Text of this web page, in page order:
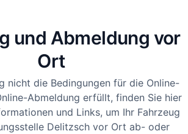
und Abmeldung vor
Ort
nicht die Bedingungen für die Online-
Abmeldung erfüllt, finden Sie hier
und Links, um Ihr Fahrzeug
Delitzsch vor Ort ab- oder